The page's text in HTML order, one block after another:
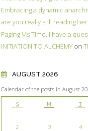
Embracing a dynamic
are you really still reading
Paging Ms Time, I have a
INITIATION TO ALCHEMY on
AUGUST 2026
Calendar of the posts in August
S M T
2
3 4